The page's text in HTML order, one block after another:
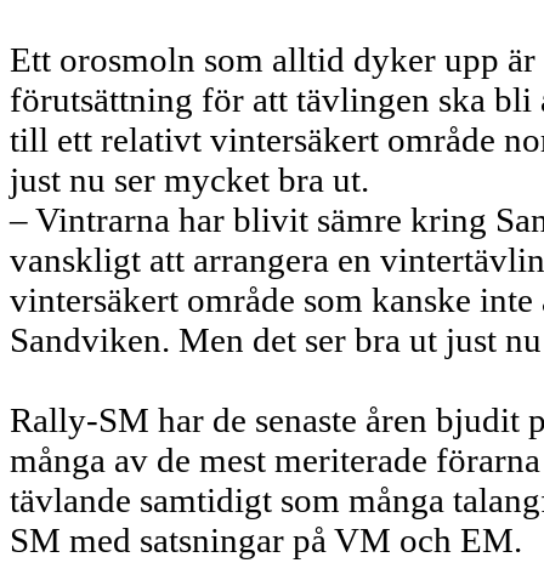
Ett orosmoln som alltid dyker upp
förutsättning för att tävlingen ska
till ett relativt vintersäkert område
just nu ser mycket bra ut.
– Vintrarna har blivit sämre kring
vanskligt att arrangera en
vintersäkert område som kanske
Sandviken. Men det ser bra ut just
Rally-SM har de senaste åren bjudit
många av de mest meriterade
tävlande samtidigt som många
SM med satsningar på VM och EM.